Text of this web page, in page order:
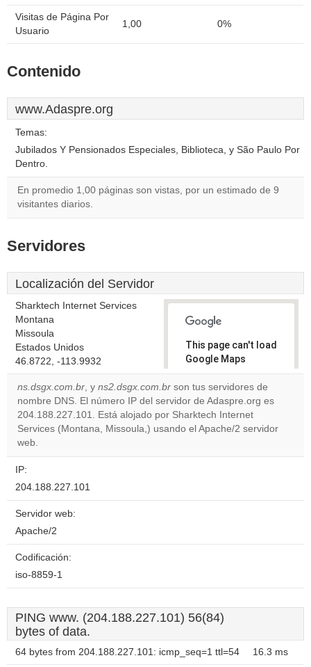
Visitas de Página Por
Usuario
1,00 0%
Contenido
www.Adaspre.org
Temas:
Jubilados Y Pensionados Especiales, Biblioteca, y São Paulo Por
Dentro.
En promedio 1,00 páginas son vistas, por un estimado de 9
visitantes diarios.
Servidores
Localización del Servidor
Sharktech Internet Services
Montana
Missoula
Estados Unidos
46.8722, -113.9932
This page can't load
Google Maps
correctly.
Do you
own this
website?
ns.dsgx.com.br, y ns2.dsgx.com.br son tus servidores de
nombre DNS. El número IP del servidor de Adaspre.org es
204.188.227.101. Está alojado por Sharktech Internet
Services (Montana, Missoula,) usando el Apache/2 servidor
web.
IP:
204.188.227.101
Servidor web:
Apache/2
Codificación:
iso-8859-1
PING www. (204.188.227.101) 56(84)
bytes of data.
64 bytes from 204.188.227.101: icmp_seq=1 ttl=54 16.3 ms